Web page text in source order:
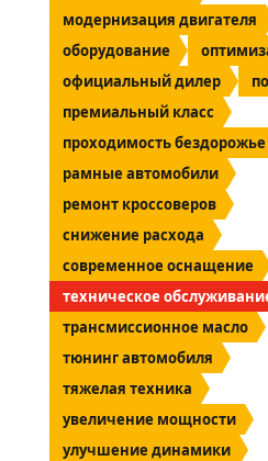
модернизация двигателя
оборудование
официальный дилер
премиальный класс
проходимость бездорожье
рамные автомобили
ремонт кроссоверов
снижение расхода
современное оснащение
техническое
трансмиссионное масло
тюнинг автомобиля
тяжелая техника
увеличение мощности
улучшение динамики